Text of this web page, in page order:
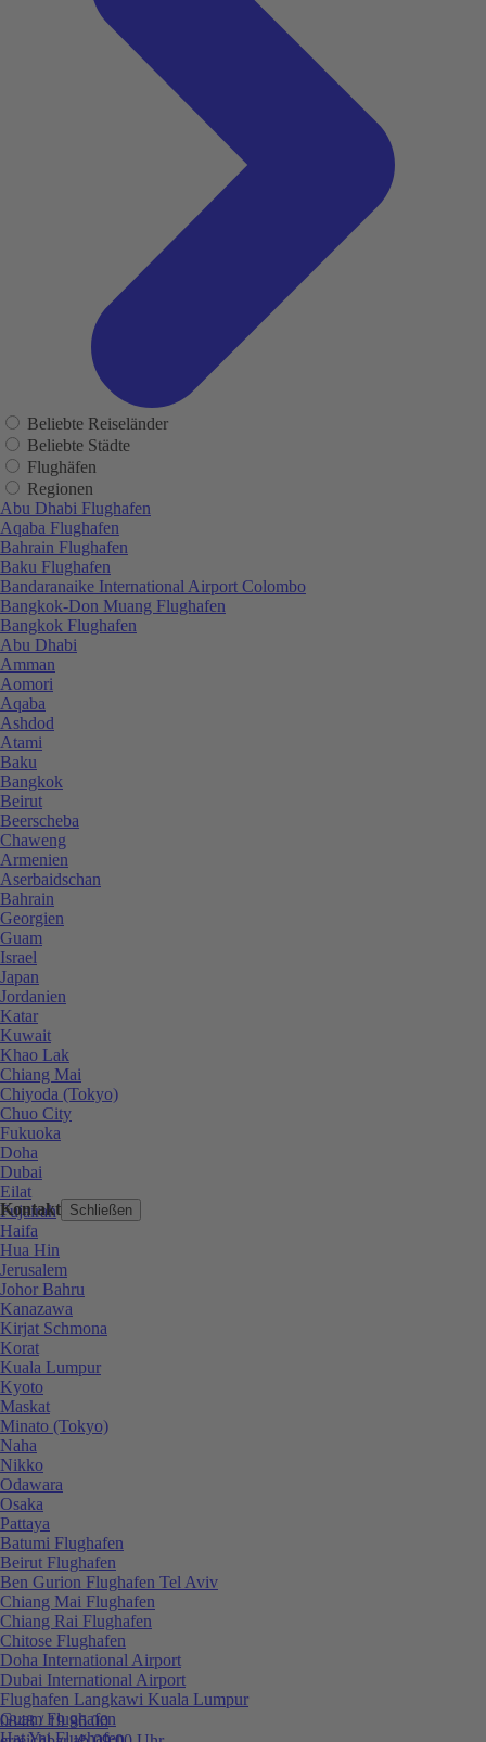
Kontakt Schließen
0848 / 19 96 00
Beliebte Reiseländer
Beliebte Städte
Flughäfen
Regionen
Abu Dhabi Flughafen
Aqaba Flughafen
Bahrain Flughafen
Baku Flughafen
Bandaranaike International Airport Colombo
Bangkok-Don Muang Flughafen
Bangkok Flughafen
Abu Dhabi
Amman
Aomori
Aqaba
Ashdod
Atami
Baku
Bangkok
Beirut
Beerscheba
Chaweng
Armenien
Aserbaidschan
Bahrain
Georgien
Guam
Israel
Japan
Jordanien
Katar
Kuwait
Khao Lak
Chiang Mai
Chiyoda (Tokyo)
Chuo City
Fukuoka
Doha
Dubai
Eilat
Fujairah
Haifa
Hua Hin
Jerusalem
Johor Bahru
Kanazawa
Kirjat Schmona
Korat
Kuala Lumpur
Kyoto
Maskat
Minato (Tokyo)
Naha
Nikko
Odawara
Osaka
Pattaya
Batumi Flughafen
Beirut Flughafen
Ben Gurion Flughafen Tel Aviv
Chiang Mai Flughafen
Chiang Rai Flughafen
Chitose Flughafen
Doha International Airport
Dubai International Airport
Flughafen Langkawi Kuala Lumpur
Guam Flughafen
Hat Yai Flughafen